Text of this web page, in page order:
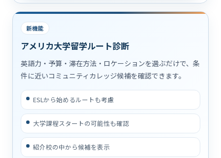
新機能
アメリカ大学留学ルート診断
英語力・予算・滞在方法・ロケーションを選ぶだけで、条
件に近いコミュニティカレッジ候補を確認できます。
ESLから始めるルートも考慮
大学課程スタートの可能性も確認
紹介校の中から候補を表示